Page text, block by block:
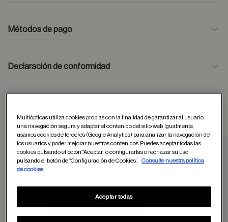
Métodos de pago
Declaración de conformidad
Otros usuarios tambien han comprado
Guardar en
Multiópticas utiliza cookies propias con la finalidad de garantizar al usuario
una navegación segura y adaptar el contenido del sitio web. Igualmente,
usamos cookies de terceros (Google Analytics) para analizar la navegación de
los usuarios y poder mejorar nuestros contenidos. Puedes aceptar todas las
cookies pulsando el botón “Aceptar” o configurarlas o rechazar su uso
pulsando el botón de “Configuración de Cookies”.
Consulte nuestra política
de cookies
Aceptar todas